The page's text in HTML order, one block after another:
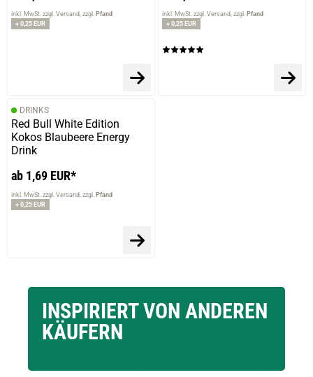
inkl. MwSt. zzgl. Versand zzgl. Pfand
+ 0,25 EUR
inkl. MwSt. zzgl. Versand zzgl. Pfand
+ 0,25 EUR
DRINKS
Red Bull White Edition
Kokos Blaubeere Energy
Drink
ab 1,69 EUR*
inkl. MwSt. zzgl. Versand zzgl. Pfand
+ 0,25 EUR
INSPIRIERT VON ANDEREN
KÄUFERN